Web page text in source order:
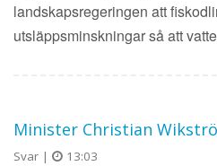
landskapsregeringen att
utsläppsminskningar så att
Minister Christian
Svar | 13:03